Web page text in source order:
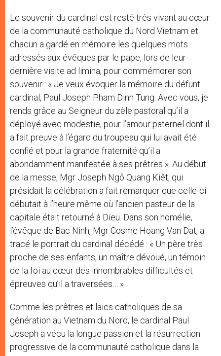
Le souvenir du cardinal est resté très vivant au cœur
de la communauté catholique du Nord Vietnam et
chacun a gardé en mémoire les quelques mots
adressés aux évêques par le pape, lors de leur
dernière visite ad limina, pour commémorer son
souvenir : « Je veux évoquer la mémoire du défunt
cardinal, Paul Joseph Pham Dinh Tung. Avec vous, je
rends grâce au Seigneur du zèle pastoral qu’il a
déployé avec modestie, pour l’amour paternel dont il
a fait preuve à l’égard du troupeau qui lui avait été
confié et pour la grande fraternité qu’il a
abondamment manifestée à ses prêtres ». Au début
de la messe, Mgr Joseph Ngô Quang Kiêt, qui
présidait la célébration a fait remarquer que celle-ci
débutait à l’heure même où l’ancien pasteur de la
capitale était retourné à Dieu. Dans son homélie,
l’évêque de Bac Ninh, Mgr Cosme Hoang Van Dat, a
tracé le portrait du cardinal décédé : « Un père très
proche de ses enfants, un maître dévoué, un témoin
de la foi au cœur des innombrables difficultés et
épreuves qu’il a traversées… »
Comme les prêtres et laïcs catholiques de sa
génération au Vietnam du Nord, le cardinal Paul
Joseph a vécu la longue passion et la résurrection
progressive de la communauté catholique dans la